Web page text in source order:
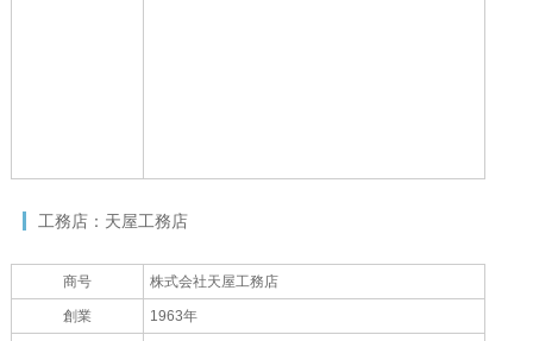
工務店：天屋工務店
商号 株式会社天屋工務店
創業 1963年